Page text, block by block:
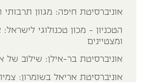
אוניברסיטת חיפה: מגוון תרבותי
הטכניון - מכון טכנולוגי
ומצטיינים
אוניברסיטת בר-אילן: שילוב של
אוניברסיטת אריאל בשומרון: